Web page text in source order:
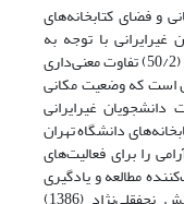
و فضای کتابخانه‌های
غیرایرانی با توجه به
وضعیت مکانی کتابخانه‌ای در کشور متبوعشان (50/2) تفاوت معنی‌داری
11/0 حاکی از آن است که وضعیت مکانی
دانشجویان غیرایرانی
دانشگاه تهران
را برای فعالیت‌های
مطالعه و یادگیری